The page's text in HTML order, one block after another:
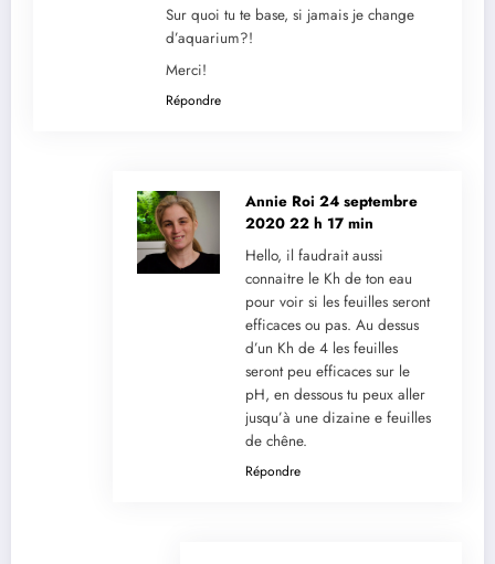
Sur quoi tu te base, si jamais je change
d’aquarium?!
Merci!
Répondre
Annie Roi 24 septembre
2020 22 h 17 min
Hello, il faudrait aussi
connaitre le Kh de ton eau
pour voir si les feuilles seront
efficaces ou pas. Au dessus
d’un Kh de 4 les feuilles
seront peu efficaces sur le
pH, en dessous tu peux aller
jusqu’à une dizaine e feuilles
de chêne.
Répondre